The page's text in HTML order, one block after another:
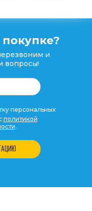
и
вопросы!
персональных
политикой
.